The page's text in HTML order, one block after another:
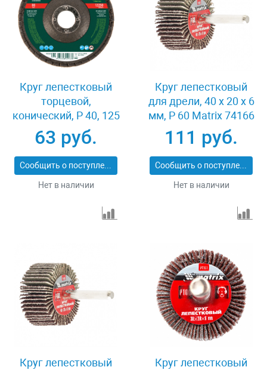
Круг лепестковый
торцевой,
конический, Р 40, 125
х 22.2 мм Сибртех
74083
63 руб.
Сообщить о поступлении
Нет в наличии
Круг лепестковый
для дрели, 40 х 20 х 6
мм, P 60 Matrix 74166
111 руб.
Сообщить о поступлении
Нет в наличии
Круг лепестковый
Круг лепестковый